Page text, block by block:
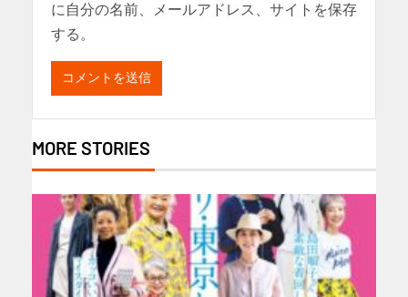
に自分の名前、メールアドレス、サイトを保存
する。
MORE STORIES